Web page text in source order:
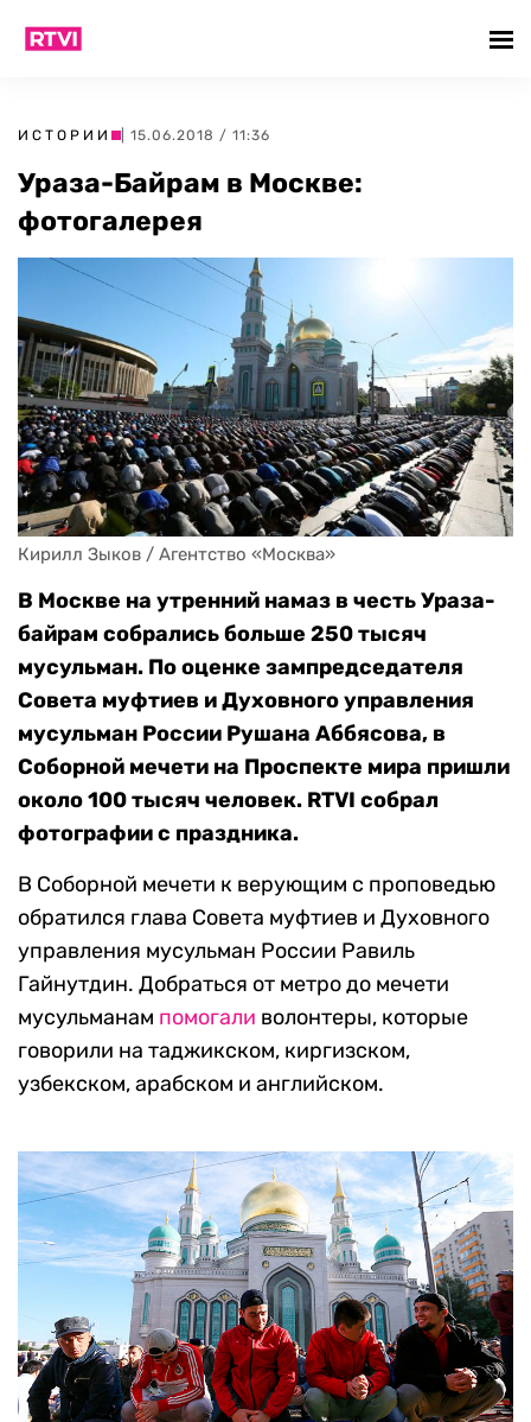
ИСТОРИИ | 15.06.2018 / 11:36
Ураза-Байрам в Москве:
фотогалерея
Кирилл Зыков / Агентство «Москва»
В Москве на утренний намаз в честь Ураза-
байрам собрались больше 250 тысяч
мусульман. По оценке зампредседателя
Совета муфтиев и Духовного управления
мусульман России Рушана Аббясова, в
Соборной мечети на Проспекте мира пришли
около 100 тысяч человек. RTVI собрал
фотографии с праздника.
В Соборной мечети к верующим с проповедью
обратился глава Совета муфтиев и Духовного
управления мусульман России Равиль
Гайнутдин. Добраться от метро до мечети
мусульманам помогали волонтеры, которые
говорили на таджикском, киргизском,
узбекском, арабском и английском.